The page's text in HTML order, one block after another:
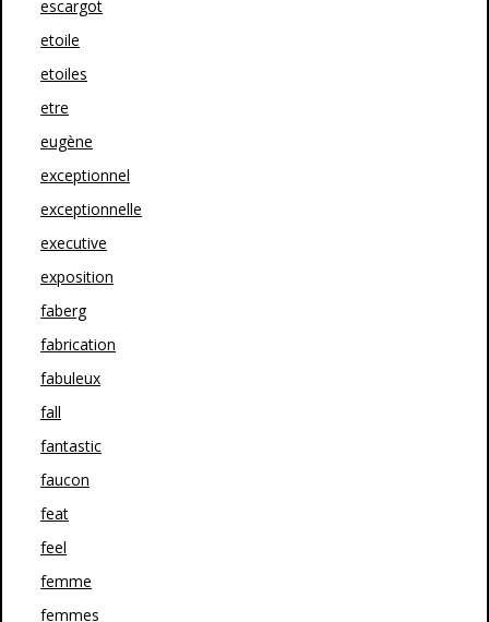
escargot
etoile
etoiles
etre
eugène
exceptionnel
exceptionnelle
executive
exposition
faberg
fabrication
fabuleux
fall
fantastic
faucon
feat
feel
femme
femmes